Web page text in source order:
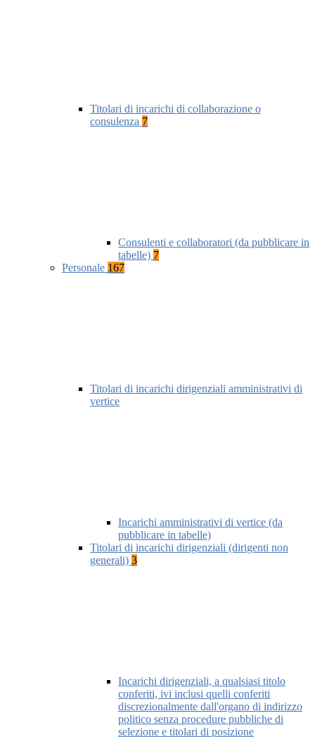
Titolari di incarichi di collaborazione o
consulenza 7
Consulenti e collaboratori (da pubblicare in
tabelle) 7
Personale 167
Titolari di incarichi dirigenziali amministrativi di
vertice
Incarichi amministrativi di vertice (da
pubblicare in tabelle)
Titolari di incarichi dirigenziali (dirigenti non
generali) 3
Incarichi dirigenziali, a qualsiasi titolo
conferiti, ivi inclusi quelli conferiti
discrezionalmente dall'organo di indirizzo
politico senza procedure pubbliche di
selezione e titolari di posizione